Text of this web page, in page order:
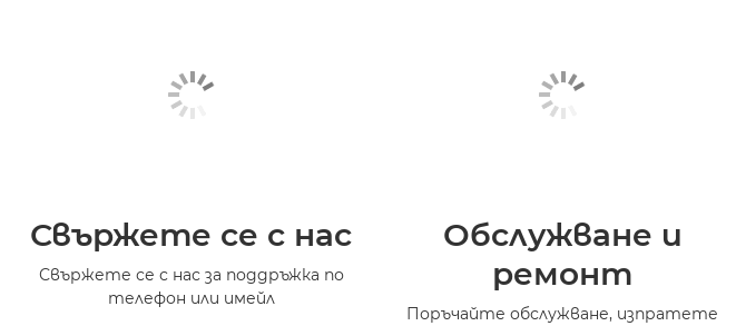
Свържете се с нас
Свържете се с нас за поддръжка по
телефон или имейл
Обслужване и
ремонт
Поръчайте обслужване, изпратете